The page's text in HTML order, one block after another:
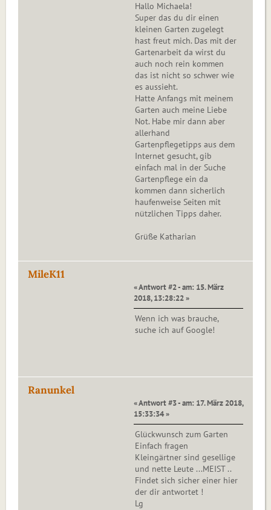
Hallo Michaela!
Super das du dir einen
kleinen Garten zugelegt
hast freut mich. Das mit der
Gartenarbeit da wirst du
auch noch rein kommen
das ist nicht so schwer wie
es aussieht.
Hatte Anfangs mit meinem
Garten auch meine Liebe
Not. Habe mir dann aber
allerhand
Gartenpflegetipps aus dem
Internet gesucht, gib
einfach mal in der Suche
Gartenpflege ein da
kommen dann sicherlich
haufenweise Seiten mit
nützlichen Tipps daher.
Grüße Katharian
MileK11
« Antwort #2 - am: 15. März
2018, 13:28:22 »
Wenn ich was brauche,
suche ich auf Google!
Ranunkel
« Antwort #3 - am: 17. März 2018,
15:33:34 »
Glückwunsch zum Garten
Einfach fragen
Kleingärtner sind gesellige
und nette Leute ...MEIST ..
Findet sich sicher einer hier
der dir antwortet !
Lg